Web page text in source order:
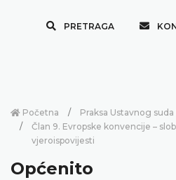
PRETRAGA
Početna
Praksa Ustavnog suda
Član 9. Evropske konvencije –
vjeroispovijesti
Općenito